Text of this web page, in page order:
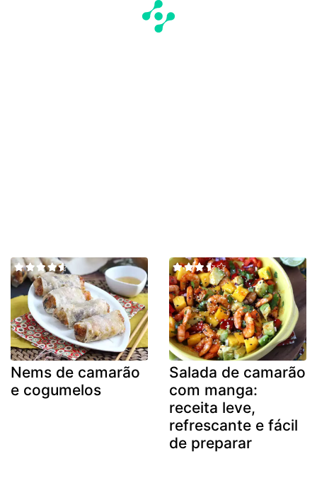
Nems de camarão
e cogumelos
Salada de camarão
com manga:
receita leve,
refrescante e fácil
de preparar